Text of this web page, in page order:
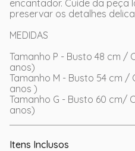
encantador. Cuide da peça
preservar os detalhes
MEDIDAS
Tamanho P - Busto 48 cm /
anos)
Tamanho M - Busto 54 cm /
anos )
Tamanho G - Busto 60 cm/
anos)
Itens Inclusos